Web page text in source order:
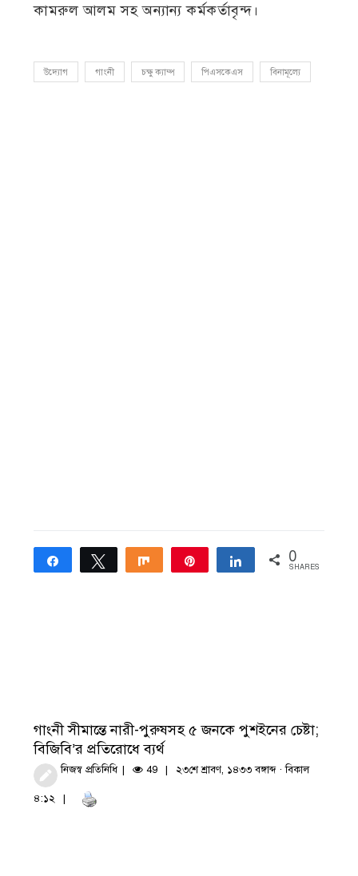
কামরুল আলম সহ অন্যান্য কর্মকর্তাবৃন্দ।
উদ্যোগ গাংনী চক্ষু ক্যাম্প পিএসকেএস বিনামূল্যে
Share Tweet Share Share 0
SHARES
গাংনী সীমান্তে নারী-পুরুষসহ ৫ জনকে পুশইনের চেষ্টা;
বিজিবি’র প্রতিরোধে ব্যর্থ
নিজস্ব প্রতিনিধি 49 ২৩শে শ্রাবণ, ১৪৩৩ বঙ্গাব্দ · বিকাল
৪:১২